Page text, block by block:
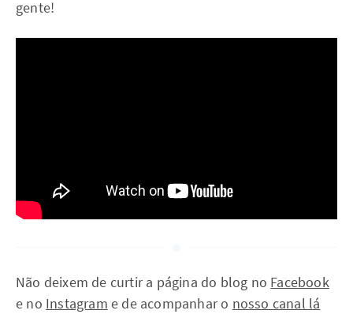
gente!
Não deixem de curtir a página do blog no Facebook
e no Instagram e de acompanhar o nosso canal lá